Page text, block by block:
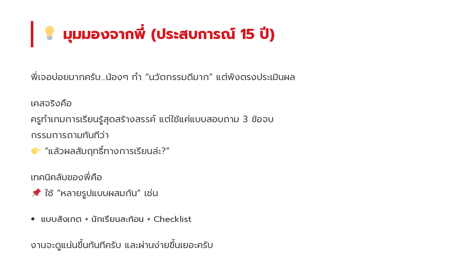
มุมมองจากพี่ (ประสบการณ์ 15 ปี)
พี่เจอบ่อยมากครับ…น้องๆ ทำ “นวัตกรรมดีมาก” แต่พังตรงประเมินผล
เคสจริงคือ
ครูทำเกมการเรียนรู้สุดสร้างสรรค์ แต่ใช้แค่แบบสอบถาม 3 ข้อจบ
กรรมการถามทันทีว่า
“แล้วผลสัมฤทธิ์ทางการเรียนล่ะ?”
เทคนิคลับของพี่คือ
ใช้ “หลายรูปแบบผสมกัน” เช่น
แบบสังเกต + นักเรียนสะท้อน + Checklist
งานจะดูแน่นขึ้นทันทีครับ และผ่านง่ายขึ้นเยอะครับ